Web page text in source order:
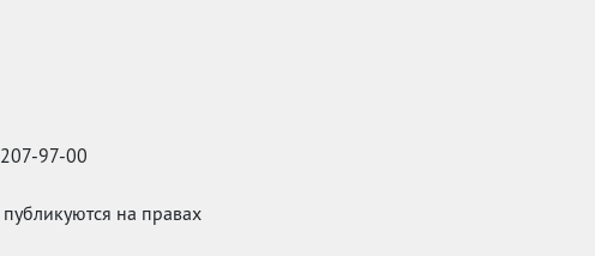
97-00
на правах